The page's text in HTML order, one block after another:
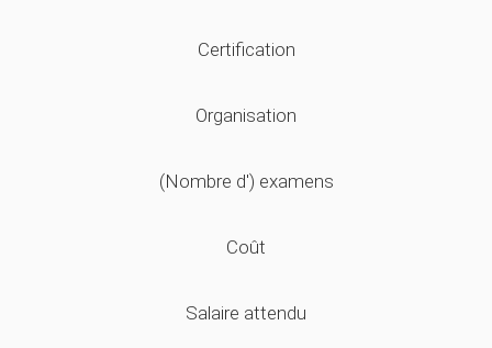
Certification
Organisation
(Nombre d') examens
Coût
Salaire attendu